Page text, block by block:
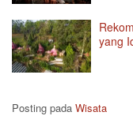
yang
Posting pada Wisata